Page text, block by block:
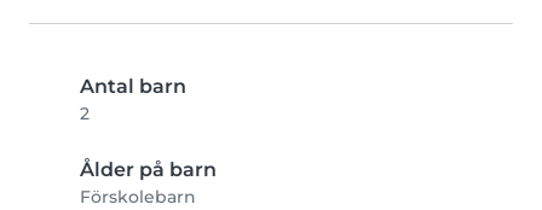
Antal barn
2
Ålder på barn
Förskolebarn